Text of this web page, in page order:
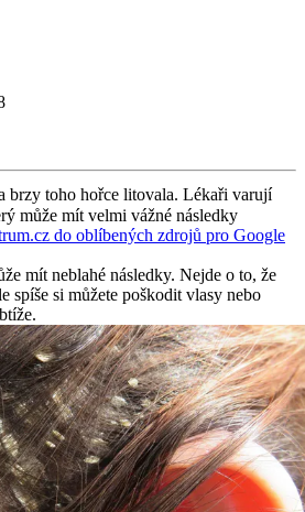
brzy toho hořce litovala. Lékaři varují
může mít velmi vážné následky
do oblíbených zdrojů pro Google
mít neblahé následky. Nejde o to, že
spíše si můžete poškodit vlasy nebo